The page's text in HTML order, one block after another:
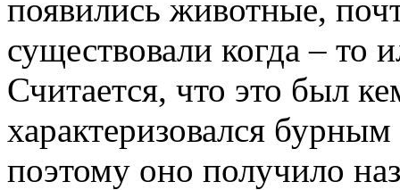
появились животные,
существовали когда – то
Считается, что это был
характеризовался
поэтому оно получило